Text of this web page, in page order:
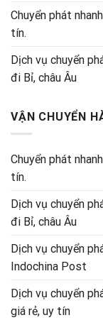
Chuyển phát
tín.
Dịch vụ chuyển
đi Bỉ, châu Âu
VẬN CHUYỂN
Chuyển phát
tín.
Dịch vụ chuyển
đi Bỉ, châu Âu
Dịch vụ chuyển
Indochina Post
Dịch vụ chuyển
giá rẻ, uy tín